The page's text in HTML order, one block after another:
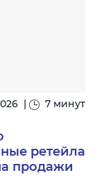
| 7 минут
ретейла
продажи